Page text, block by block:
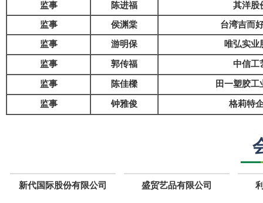
监事 陈进福 其洋股
监事 侯渊棠 台湾吉而
监事 游明保 唯弘实业
监事 郭传福 中信工
监事 陈佳樑 田一塑胶工
监事 钟雅俊 格莉特
新代国际股份有限公司 盛贸艺品有限公司